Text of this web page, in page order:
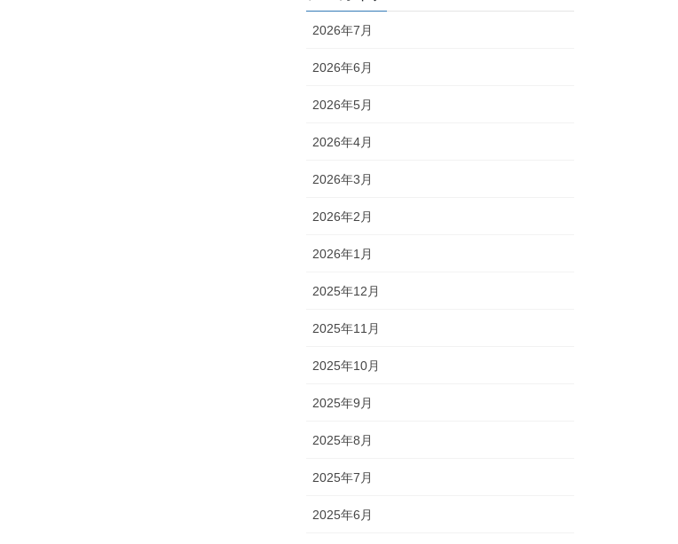
2026年7月
2026年6月
2026年5月
2026年4月
2026年3月
2026年2月
2026年1月
2025年12月
2025年11月
2025年10月
2025年9月
2025年8月
2025年7月
2025年6月